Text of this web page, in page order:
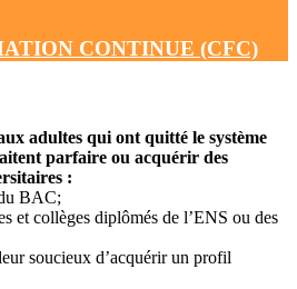
CONTINUE (CFC)
adultes qui ont quitté le système
parfaire ou acquérir des
:
BAC;
et collèges diplômés de l’ENS ou des
soucieux d’acquérir un profil